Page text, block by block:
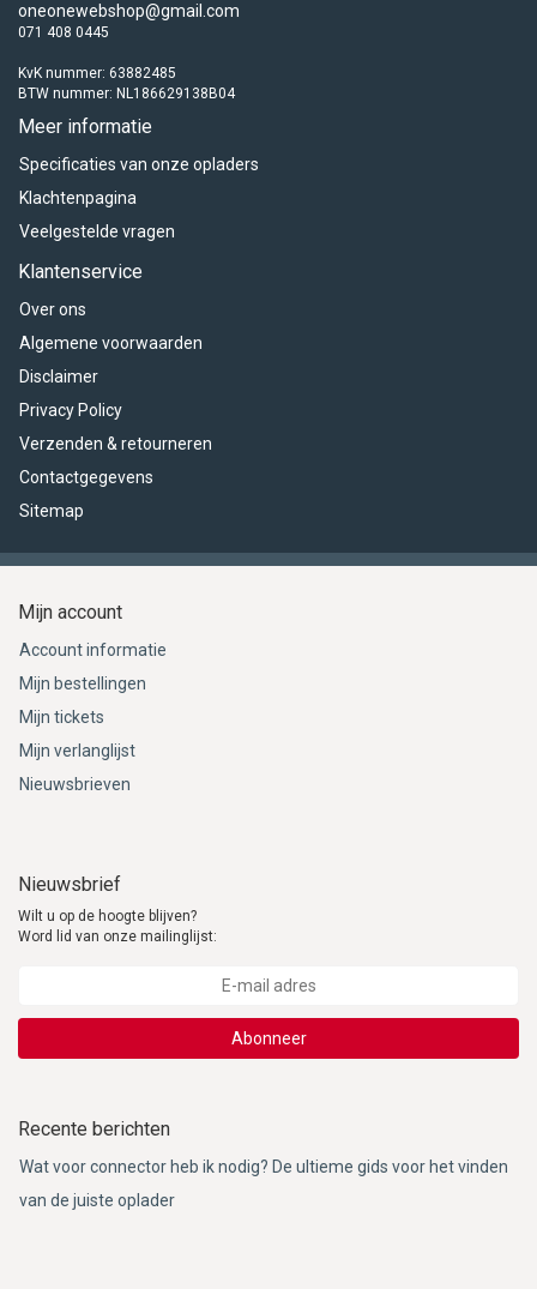
oneonewebshop@gmail.com
071 408 0445
KvK nummer: 63882485
BTW nummer: NL186629138B04
Meer informatie
Specificaties van onze opladers
Klachtenpagina
Veelgestelde vragen
Klantenservice
Over ons
Algemene voorwaarden
Disclaimer
Privacy Policy
Verzenden & retourneren
Contactgegevens
Sitemap
Mijn account
Account informatie
Mijn bestellingen
Mijn tickets
Mijn verlanglijst
Nieuwsbrieven
Nieuwsbrief
Wilt u op de hoogte blijven?
Word lid van onze mailinglijst:
Abonneer
Recente berichten
Wat voor connector heb ik nodig? De ultieme gids voor het vinden
van de juiste oplader